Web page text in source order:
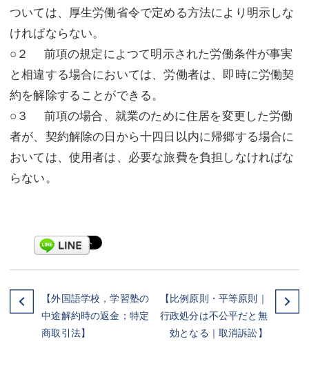
ついては、厚生労働省令で定める方法により明示しな
ければならない。
○２ 前項の規定によつて明示された労働条件が事実
と相違する場合においては、労働者は、即時に労働契
約を解除することができる。
○３ 前項の場合、就業のために住居を変更した労働
者が、契約解除の日から十四日以内に帰郷する場合に
おいては、使用者は、必要な旅費を負担しなければな
らない。
【外国語学校，学習塾の
中途解約時の返金；特定
商取引法】
【比例原則・平等原則｜
行政処分は不公平だと無
効となる｜取消訴訟】